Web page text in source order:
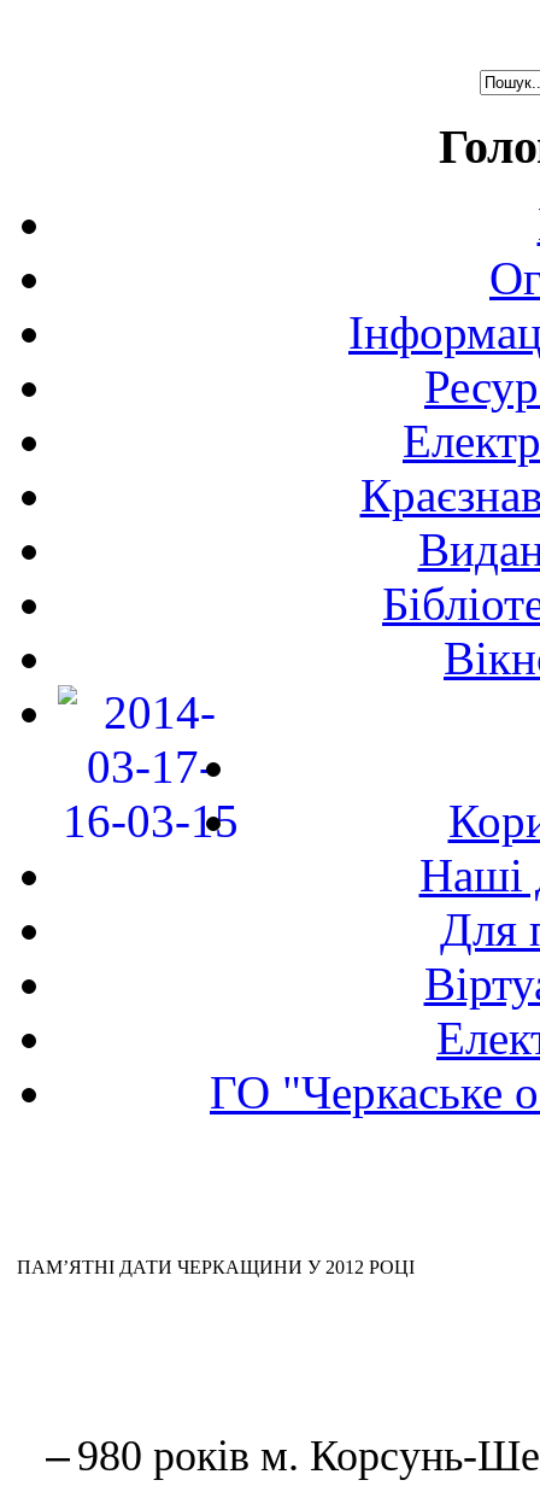
Наші
Для
ГО "Черкаське
ПАМ’ЯТНІ ДАТИ ЧЕРКАЩИНИ У 2012 РОЦІ
–980 років м. Корсунь-